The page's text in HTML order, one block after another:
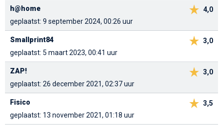
4,0
h@home
geplaatst: 9 september 2024, 00:26 uur
3,0
Smallprint84
geplaatst: 5 maart 2023, 00:41 uur
3,0
ZAP!
geplaatst: 26 december 2021, 02:37 uur
3,5
Fisico
geplaatst: 13 november 2021, 01:18 uur